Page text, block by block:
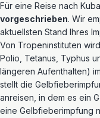
Für eine Reise nach
vorgeschrieben. Wir
aktuellsten Stand Ihres
Von Tropeninstituten
Polio, Tetanus, Typhus
längeren Aufenthalten)
stellt die
anreisen, in dem es ein
eine Gelbfieberimpfung